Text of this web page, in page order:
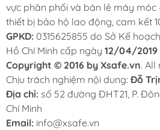
vực phân phối và bán lẻ máy móc
thiết bị bảo hộ lao động, cam kết
GPKD: 0315625855 do Sở Kế
Hồ Chí Minh cấp ngày 12/04/2019
Copyright © 2016 by Xsafe.vn. All
Chịu trách nghiệm nội dung: Đỗ
Địa chỉ: số 52 đường ĐHT21, P.
Chí Minh
Email: info@xsafe.vn